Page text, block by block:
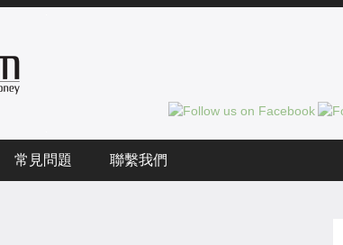
常見問題 聯繫我們